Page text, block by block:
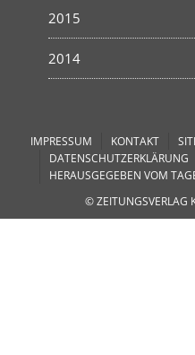
2015
2014
IMPRESSUM KONTAKT
DATENSCHUTZERKLÄRUNG
HERAUSGEGEBEN VOM
© ZEITUNGSVERLAG